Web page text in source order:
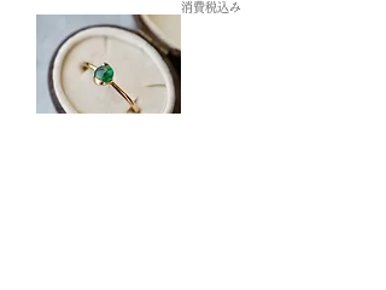
消費税込み